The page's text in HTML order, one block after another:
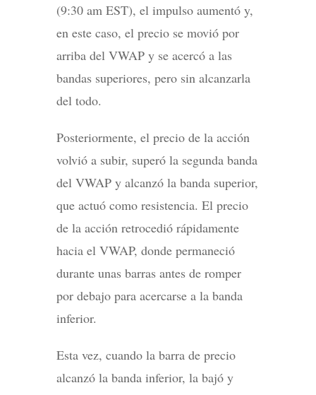
(9:30 am EST), el impulso aumentó y,
en este caso, el precio se movió por
arriba del VWAP y se acercó a las
bandas superiores, pero sin alcanzarla
del todo.
Posteriormente, el precio de la acción
volvió a subir, superó la segunda banda
del VWAP y alcanzó la banda superior,
que actuó como resistencia. El precio
de la acción retrocedió rápidamente
hacia el VWAP, donde permaneció
durante unas barras antes de romper
por debajo para acercarse a la banda
inferior.
Esta vez, cuando la barra de precio
alcanzó la banda inferior, la bajó y